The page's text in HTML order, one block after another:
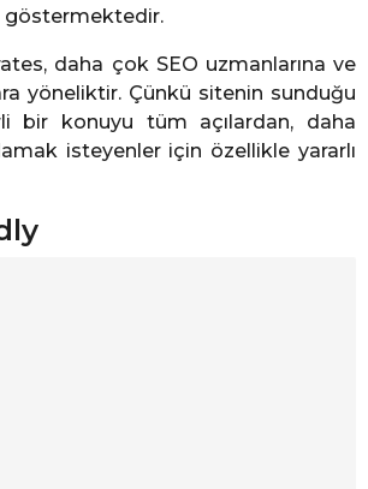
göstermektedir.
daha çok SEO uzmanlarına ve
yöneliktir. Çünkü sitenin sunduğu
bir konuyu tüm açılardan, daha
isteyenler için özellikle yararlı